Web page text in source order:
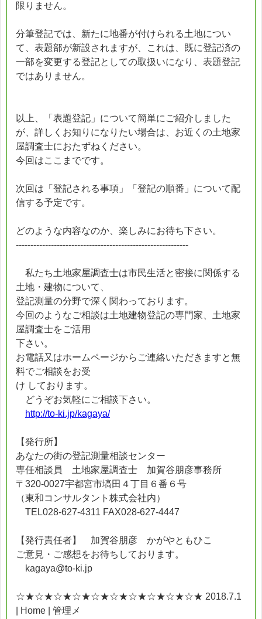
限りません。
分筆登記では、新たに地番が付けられる土地につい
て、表題部が新設されますが、これは、既に登記済の
一部を変更する登記としての取扱いになり、表題登記
ではありません。
以上、「表題登記」について簡単にご紹介しました
が、詳しくお知りになりたい場合は、お近くの土地家
屋調査士におたずねください。
今回はここまでです。
次回は「登記される事項」「登記の順番」について配
信する予定です。
どのような内容なのか、楽しみにお待ち下さい。
-----------------------------------------------------------
私たち土地家屋調査士は市民生活と密接に関係する
土地・建物について、
登記測量の分野で深く関わっております。
今回のようなご相談は土地建物登記の専門家、土地家
屋調査士をご活用
下さい。
お電話又はホームページからご連絡いただきますと無
料でご相談をお受
け しております。
どうぞお気軽にご相談下さい。
http://to-ki.jp/kagaya/
【発行所】
あなたの街の登記測量相談センター
専任相談員 土地家屋調査士 加賀谷朋彦事務所
〒320-0027宇都宮市塙田４丁目６番６号
（東和コンサルタント株式会社内）
TEL028-627-4311 FAX028-627-4447
【発行責任者】 加賀谷朋彦 かがやともひこ
ご意見・ご感想をお待ちしております。
kagaya@to-ki.jp
☆★☆★☆★☆★☆★☆★☆★☆★☆★☆★ 2018.7.1
| Home | 管理メ